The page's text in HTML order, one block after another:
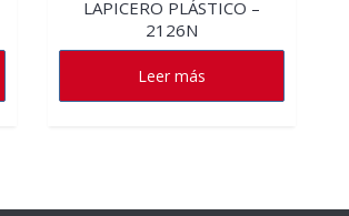
LAPICERO PLÁSTICO –
2126N
Leer más